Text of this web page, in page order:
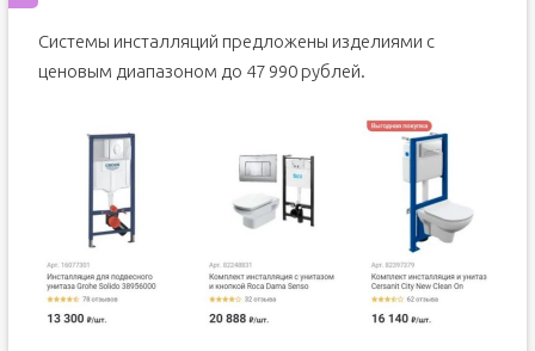
Системы инсталляций предложены изделиями с
ценовым диапазоном до 47 990 рублей.